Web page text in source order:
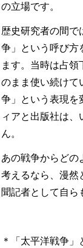
の立場です。
歴史研究者の間で
争」という呼び方
ます。当時は占
のまま使い続けて
争」という表現を
ィアと出版社は
ん。
あの戦争からどの
考えるなら、漫然
聞記者として自ら
＊「太平洋戦争